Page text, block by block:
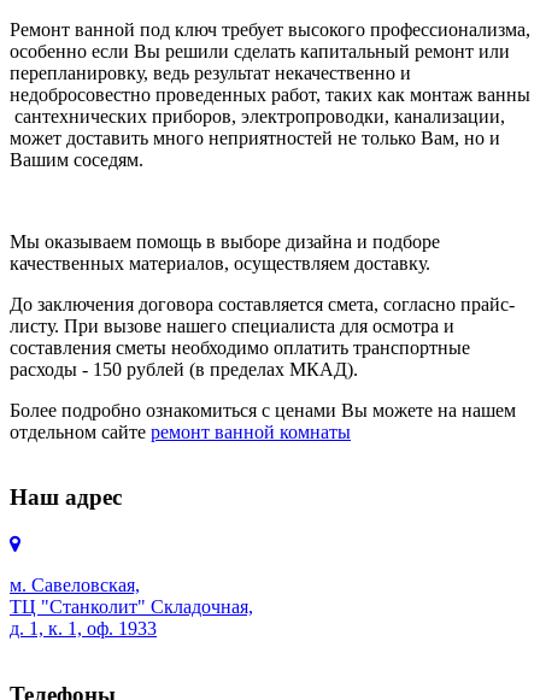
Ремонт ванной под ключ требует высокого профессионализма,
особенно если Вы решили сделать капитальный ремонт или
перепланировку, ведь результат некачественно и
недобросовестно проведенных работ, таких как монтаж ванны
сантехнических приборов, электропроводки, канализации,
может доставить много неприятностей не только Вам, но и
Вашим соседям.
Мы оказываем помощь в выборе дизайна и подборе
качественных материалов, осуществляем доставку.
До заключения договора составляется смета, согласно прайс-
листу. При вызове нашего специалиста для осмотра и
составления сметы необходимо оплатить транспортные
расходы - 150 рублей (в пределах МКАД).
Более подробно ознакомиться с ценами Вы можете на нашем
отдельном сайте ремонт ванной комнаты
Наш адрес
м. Савеловская,
ТЦ "Станколит" Складочная,
д. 1, к. 1, оф. 1933
Телефоны